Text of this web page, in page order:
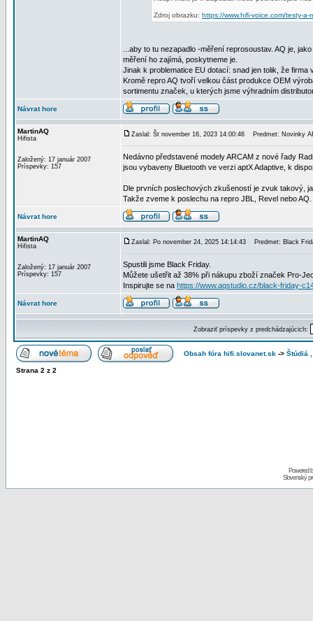
Zdroj obrazku: https://www.hifi-voice.com/testy-
...aby to tu nezapadlo -měření reprosoustav. AQ je,
měření ho zajímá, poskytneme je.
Jinak k problematice EU dotací: snad jen tolik, že
Kromě repro AQ tvoří velkou část produkce OEM
sortimentu značek, u kterých jsme výhradním
Návrat hore
MartinAQ
Hifista
Založený: 17 január 2007
Príspevky: 157
Zaslal: Št november 16, 2023 14:00:46 Predmet: Novinky
Nedávno představené modely ARCAM z nové řady
jsou vybaveny Bluetooth ve verzi aptX Adaptive, k
Dle prvních poslechových zkušeností je zvuk takový,
Takže zveme k poslechu na repro JBL, Revel nebo AQ.
Návrat hore
MartinAQ
Hifista
Založený: 17 január 2007
Príspevky: 157
Zaslal: Po november 24, 2025 14:14:43 Predmet: Black
Spustili jsme Black Friday.
Můžete ušetřit až 38% při nákupu zboží značek Pro-
Inspirujte se na https://www.aqstudio.cz/black-friday-
Návrat hore
Zobraziť príspevky z predchádzajúcich:
Obsah fóra hifi.slovanet.sk -> Štúdiá
Strana 2 z 2
Powered
Slovenský